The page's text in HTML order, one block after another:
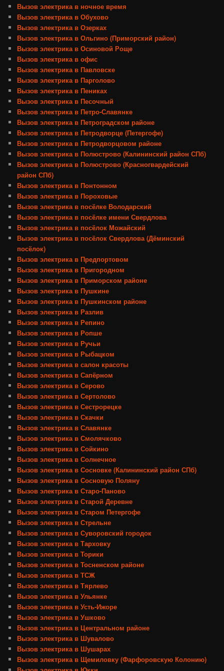
Вызов электрика в ночное время
Вызов электрика в Обухово
Вызов электрика в Озерках
Вызов электрика в Ольгино (Приморский район)
Вызов электрика в Осиновой Роще
Вызов электрика в офис
Вызов электрика в Павловске
Вызов электрика в Парголово
Вызов электрика в Пениках
Вызов электрика в Песочный
Вызов электрика в Петро-Славянке
Вызов электрика в Петроградском районе
Вызов электрика в Петродворце (Петергофе)
Вызов электрика в Петродворцовом районе
Вызов электрика в Полюстрово (Калининский район СПб)
Вызов электрика в Полюстрово (Красногвардейский
район СПб)
Вызов электрика в Понтонном
Вызов электрика в Пороховые
Вызов электрика в посёлке Володарский
Вызов электрика в посёлке имени Свердлова
Вызов электрика в посёлок Можайский
Вызов электрика в посёлок Свердлова (Дёминский
посёлок)
Вызов электрика в Предпортовом
Вызов электрика в Пригородном
Вызов электрика в Приморском районе
Вызов электрика в Пушкине
Вызов электрика в Пушкинском районе
Вызов электрика в Разлив
Вызов электрика в Репино
Вызов электрика в Ропше
Вызов электрика в Ручьи
Вызов электрика в Рыбацком
Вызов электрика в салон красоты
Вызов электрика в Сапёрном
Вызов электрика в Серово
Вызов электрика в Сертолово
Вызов электрика в Сестрорецке
Вызов электрика в Скачки
Вызов электрика в Славянке
Вызов электрика в Смолячково
Вызов электрика в Сойкино
Вызов электрика в Солнечное
Вызов электрика в Сосновке (Калининский район СПб)
Вызов электрика в Сосновую Поляну
Вызов электрика в Старо-Паново
Вызов электрика в Старой Деревне
Вызов электрика в Старом Петергофе
Вызов электрика в Стрельне
Вызов электрика в Суворовский городок
Вызов электрика в Тарховку
Вызов электрика в Торики
Вызов электрика в Тосненском районе
Вызов электрика в ТСЖ
Вызов электрика в Тярлево
Вызов электрика в Ульянке
Вызов электрика в Усть-Ижоре
Вызов электрика в Ушково
Вызов электрика в Центральном районе
Вызов электрика в Шувалово
Вызов электрика в Шушарах
Вызов электрика в Щемиловку (Фарфоровскую Колонию)